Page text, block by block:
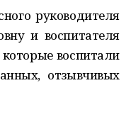
руководителя
и воспитателя
воспитали
отзывчивых